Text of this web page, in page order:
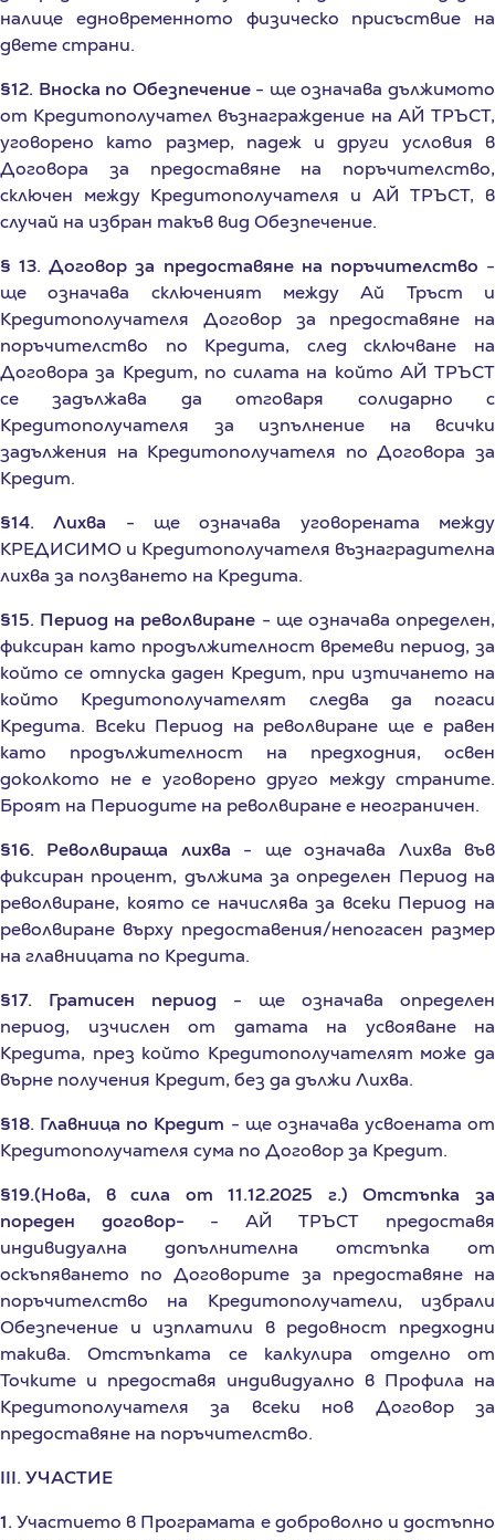
двете страни.
§12. Вноска по Обезпечение
от Кредитополучател възнаграждение на АЙ ТРЪСТ,
уговорено като размер, падеж и други условия в
Договора за предоставяне на поръчителство,
сключен между Кредитополучателя и АЙ ТРЪСТ, в
случай на избран такъв вид Обезпечение.
§ 13. Договор за предоставяне на поръчителство
ще означава сключеният между Ай Тръст и
Кредитополучателя Договор за предоставяне на
поръчителство по Кредита, след сключване на
Договора за Кредит, по силата на който АЙ ТРЪСТ
се задължава да отговаря солидарно с
Кредитополучателя за изпълнение на всички
задължения на Кредитополучателя по Договора за
Кредит.
§14. Лихва
КРЕДИСИМО и Кредитополучателя възнаградителна
лихва за ползването на Кредита.
§15. Период на револвиране- ще означава определен,
фиксиран като продължителност времеви период, за
който се отпуска даден Кредит, при изтичането на
който Кредитополучателят следва да погаси
Кредита. Всеки Период на револвиране ще е равен
като продължителност на предходния, освен
доколкото не е уговорено друго между страните.
Броят на Периодите на револвиране е неограничен.
§16. Револвираща лихва- ще означава Лихва във
фиксиран процент, дължима за определен Период на
револвиране, която се начислява за всеки Период на
револвиране върху предоставения/непогасен размер
на главницата по Кредита.
§17. Гратисен период- ще означава определен
период, изчислен от датата на усвояване на
Кредита, през който Кредитополучателят може да
върне получения Кредит, без да дължи Лихва.
§18. Главница по Кредит- ще означава усвоената от
Кредитополучателя сума по Договор за Кредит.
§19.(Нова, в сила от 11.12.2025 г.) Отстъпка за
пореден договор-
- АЙ ТРЪСТ предоставя
индивидуална допълнителна отстъпка от
оскъпяването по Договорите за предоставяне на
поръчителство на Кредитополучатели, избрали
Обезпечение и изплатили в редовност предходни
такива. Отстъпката се калкулира отделно от
Точките и предоставя индивидуално в Профила на
Кредитополучателя за всеки нов Договор за
предоставяне на поръчителство.
III. УЧАСТИЕ
1.Участието в Програмата е доброволно и достъпно
за всеки Кредитополучател, който има Профил.